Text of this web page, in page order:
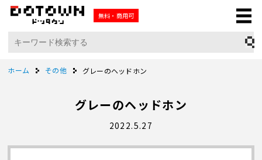
無料・商用可
ホーム その他 グレーのヘッドホン
グレーのヘッドホン
2022.5.27